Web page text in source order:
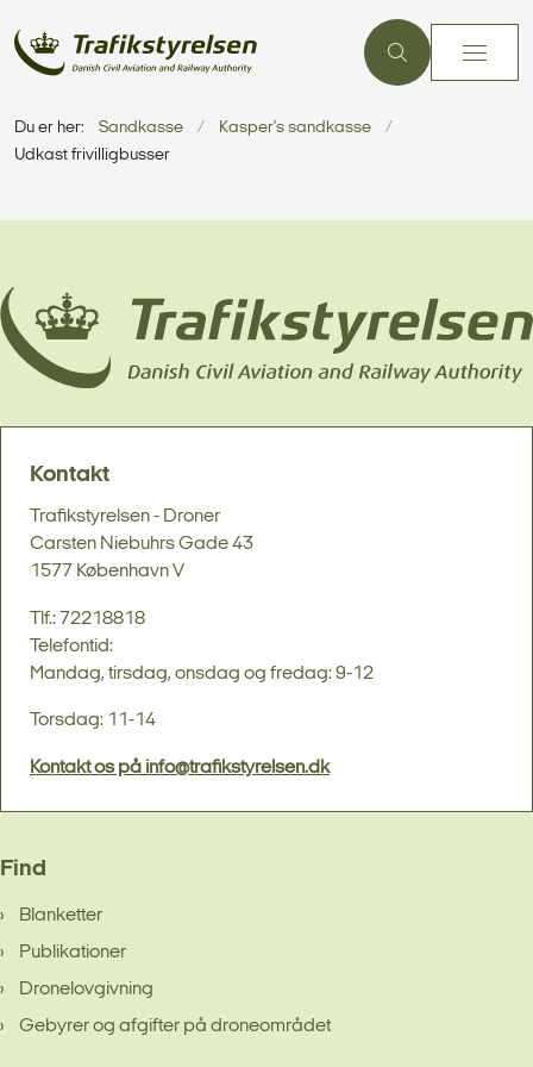
Du er her: Sandkasse
Kasper's sandkasse
Udkast frivilligbusser
Kontakt
Trafikstyrelsen - Droner
Carsten Niebuhrs Gade 43
1577 København V
Tlf.: 72218818
Telefontid:
Mandag, tirsdag, onsdag og fredag: 9-12
Torsdag: 11-14
Kontakt os på info@trafikstyrelsen.dk
Find
Blanketter
Publikationer
Dronelovgivning
Gebyrer og afgifter på droneområdet